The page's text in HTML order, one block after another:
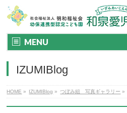
MENU
IZUMIBlog
HOME » IZUMIBlog » つぼみ組 写真ギャラリー »